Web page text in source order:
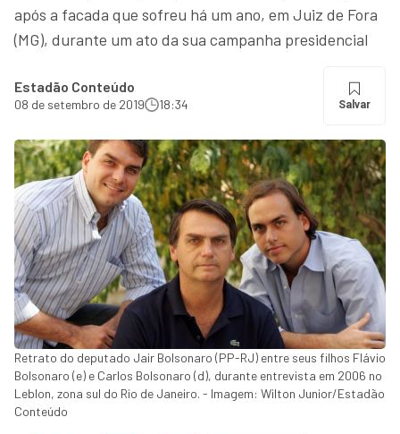
após a facada que sofreu há um ano, em Juiz de Fora
(MG), durante um ato da sua campanha presidencial
Estadão Conteúdo
08 de setembro de 2019 18:34 Salvar
Retrato do deputado Jair Bolsonaro (PP-RJ) entre seus filhos Flávio
Bolsonaro (e) e Carlos Bolsonaro (d), durante entrevista em 2006 no
Leblon, zona sul do Rio de Janeiro. - Imagem: Wilton Junior/Estadão
Conteúdo